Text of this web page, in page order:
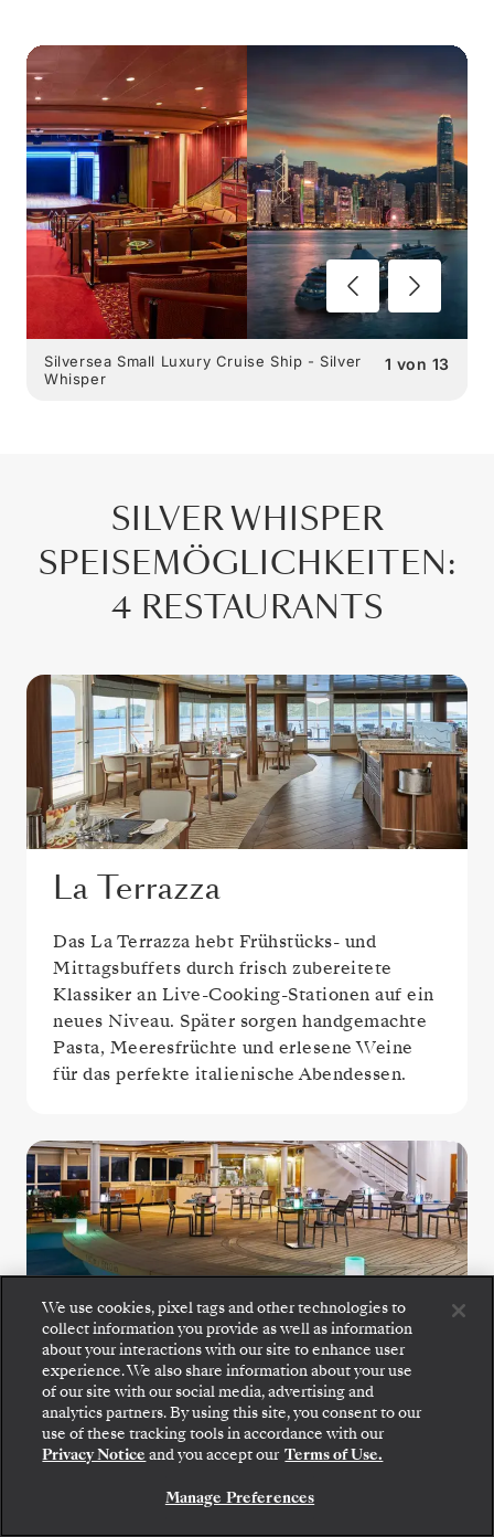
1 von 13
Silversea Small Luxury Cruise Ship - Silver
Whisper
SILVER WHISPER
SPEISEMÖGLICHKEITEN:
4 RESTAURANTS
La Terrazza
Das La Terrazza hebt Frühstücks- und
Mittagsbuffets durch frisch zubereitete
Klassiker an Live-Cooking-Stationen auf ein
neues Niveau. Später sorgen handgemachte
Pasta, Meeresfrüchte und erlesene Weine
für das perfekte italienische Abendessen.
The Grill
Genießen Sie knackige Salate, gegrillte
Meeresfrüchte und perfekt gebratene Steaks
im The Grill, einem Favoriten am Pool.
We use cookies, pixel tags and other technologies to
collect information you provide as well as information
about your interactions with our site to enhance user
experience. We also share information about your use
of our site with our social media, advertising and
analytics partners. By using this site, you consent to our
use of these tracking tools in accordance with our
Privacy Notice and you accept our Terms of Use.
Manage Preferences